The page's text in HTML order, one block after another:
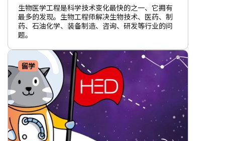
生物医学工程是科学技术变化最快的之一、它拥有
最多的发现。生物工程师解决生物技术、医药、制
药、石油化学、装备制造、咨询、研发等行业的问
题。
留学